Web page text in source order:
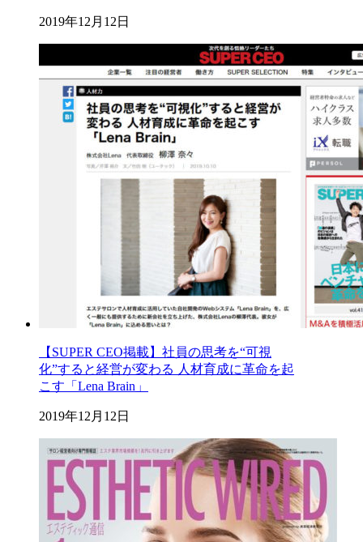
2019年12月12日
【SUPER CEO掲載】社員の思考を“可視
化”すると経営が変わる 人材育成に革命を起
こす「Lena Brain」
2019年12月12日